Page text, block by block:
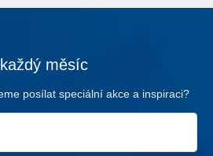
měsíc
posílat speciální akce a inspiraci?